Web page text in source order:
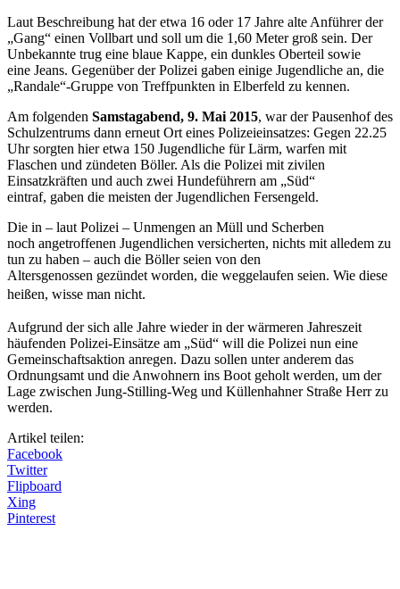
Laut Beschreibung hat der etwa 16 oder 17 Jahre alte Anführer der
„Gang“ einen Vollbart und soll um die 1,60 Meter groß sein. Der
Unbekannte trug eine blaue Kappe, ein dunkles Oberteil sowie
eine Jeans. Gegenüber der Polizei gaben einige Jugendliche an, die
„Randale“-Gruppe von Treffpunkten in Elberfeld zu kennen.
Am folgenden Samstagabend, 9. Mai 2015, war der Pausenhof des
Schulzentrums dann erneut Ort eines Polizeieinsatzes: Gegen 22.25
Uhr sorgten hier etwa 150 Jugendliche für Lärm, warfen mit
Flaschen und zündeten Böller. Als die Polizei mit zivilen
Einsatzkräften und auch zwei Hundeführern am „Süd“
eintraf, gaben die meisten der Jugendlichen Fersengeld.
Die in – laut Polizei – Unmengen an Müll und Scherben
noch angetroffenen Jugendlichen versicherten, nichts mit alledem zu
tun zu haben – auch die Böller seien von den
Altersgenossen gezündet worden, die weggelaufen seien. Wie diese
heißen, wisse man nicht.
Aufgrund der sich alle Jahre wieder in der wärmeren Jahreszeit
häufenden Polizei-Einsätze am „Süd“ will die Polizei nun eine
Gemeinschaftsaktion anregen. Dazu sollen unter anderem das
Ordnungsamt und die Anwohnern ins Boot geholt werden, um der
Lage zwischen Jung-Stilling-Weg und Küllenhahner Straße Herr zu
werden.
Artikel teilen:
Facebook
Twitter
Flipboard
Xing
Pinterest